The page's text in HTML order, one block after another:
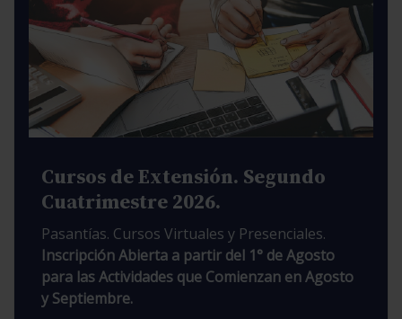
Cursos de Extensión. Segundo
Cuatrimestre 2026.
Pasantías. Cursos Virtuales y Presenciales.
Inscripción Abierta a partir del 1° de Agosto
para las Actividades que Comienzan en Agosto
y Septiembre.